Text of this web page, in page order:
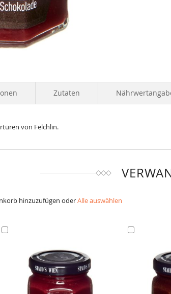
von Felchlin.
Zutaten
hinzuzufügen oderAlle auswählen